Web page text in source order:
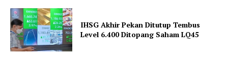
IHSG Akhir Pekan Ditutup Tembus
Level 6.400 Ditopang Saham LQ45